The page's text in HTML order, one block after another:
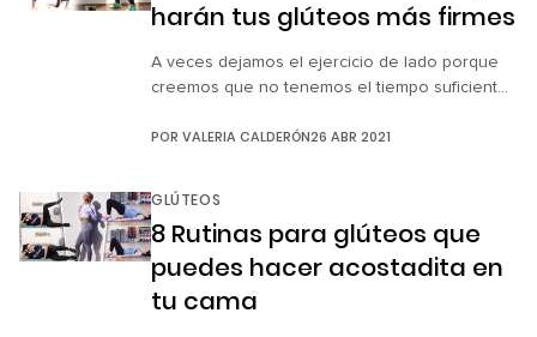
harán tus glúteos más firmes
A veces dejamos el ejercicio de lado porque
creemos que no tenemos el tiempo suficiente
siempre es importante realizar una rutina de al
nuestro cuerpo no se sienta atrofiado.
porque nos […]
POR VALERIA CALDERÓN26 ABR 2021
GLÚTEOS
8 Rutinas para glúteos que
puedes hacer acostadita en
tu cama